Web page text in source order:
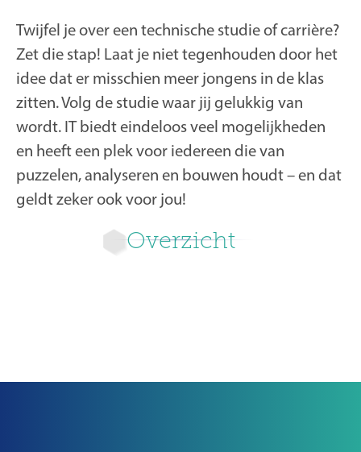
Overzicht
Twijfel je over een technische studie of carrière?
Zet die stap! Laat je niet tegenhouden door het
idee dat er misschien meer jongens in de klas
zitten. Volg de studie waar jij gelukkig van
wordt. IT biedt eindeloos veel mogelijkheden
en heeft een plek voor iedereen die van
puzzelen, analyseren en bouwen houdt – en dat
geldt zeker ook voor jou!